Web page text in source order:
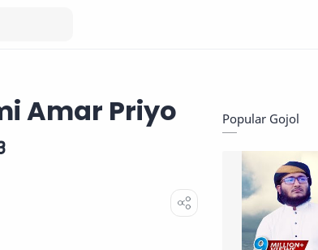
Amar Priyo
Popular Gojol